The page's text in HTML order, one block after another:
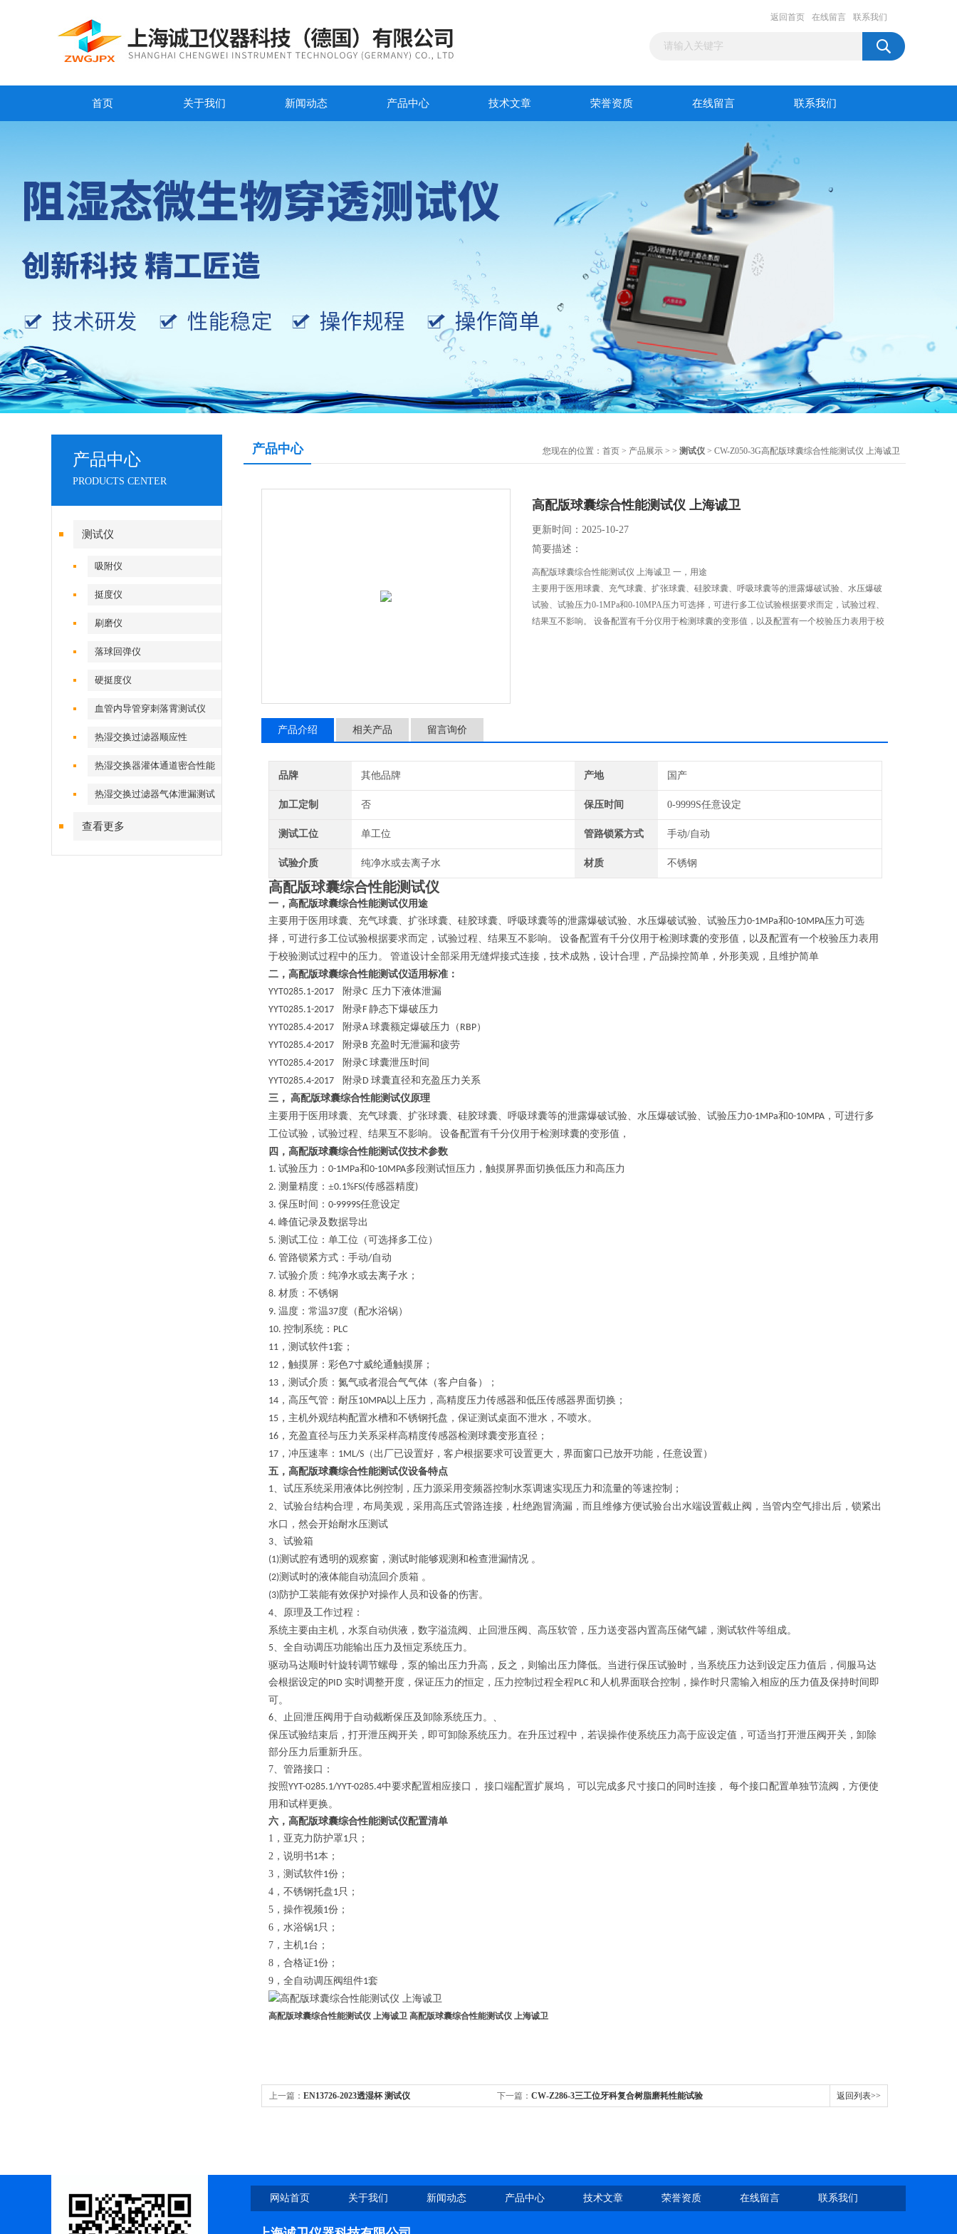
返回首页 在线留言 联系我们
首页 关于我们 新闻动态 产品中心 技术文章 荣誉资质 在线留言 联系我们
产品中心
PRODUCTS CENTER
测试仪
吸附仪
挺度仪
刷磨仪
落球回弹仪
硬挺度仪
血管内导管穿刺落霄测试仪
热湿交换过滤器顺应性
热湿交换器灌体通道密合性能
热湿交换过滤器气体泄漏测试
查看更多
产品中心 您现在的位置： 首页 > 产品展示 > > 测试仪 > CW-Z050-3G高配版球囊综合性能测试仪 上海诚卫
高配版球囊综合性能测试仪 上海诚卫
更新时间：2025-10-27
简要描述：
高配版球囊综合性能测试仪 上海诚卫 一，用途
主要用于医用球囊、充气球囊、扩张球囊、硅胶球囊、呼吸球囊等的泄露爆破试验、水压爆破
试验、试验压力0-1MPa和0-10MPA压力可选择，可进行多工位试验根据要求而定，试验过程、
结果互不影响。 设备配置有千分仪用于检测球囊的变形值，以及配置有一个校验压力表用于校
产品介绍 相关产品 留言询价
品牌 其他品牌 产地 国产
加工定制 否 保压时间 0-9999S任意设定
测试工位 单工位 管路锁紧方式 手动/自动
试验介质 纯净水或去离子水 材质 不锈钢
高配版球囊综合性能测试仪
一， 高配版球囊综合性能测试仪用途
主要用于医用球囊、充气球囊、扩张球囊、硅胶球囊、呼吸球囊等的泄露爆破试验、水压爆破试验、试验压力0-1MPa和0-10MPA压力可选
择 ，可进行多工位试验根据要求而定 ，试验过程、结果互不影响。
设备配置有千分仪用于检测球囊的变形值，以及配置有一个校验压力表用
于校验测试过程中的压力。
管道设计全部采用无缝焊接式连接，技术成熟，设计合理，产品操控简单，外形美观，且维护简单
二， 高配版球囊综合性能测试仪适用标准：
YYT0285.1-2017
附录C 压力下液体泄漏
YYT0285.1-2017
附录F 静态下爆破压力
YYT0285.4-2017
附录A 球囊额定爆破压力（ RBP）
YYT0285.4-2017
附录B 充盈时无泄漏和疲劳
YYT0285.4-2017
附录C 球囊泄压时间
YYT0285.4-2017
附录D 球囊直径和充盈压力关系
三， 高配版球囊综合性能测试仪原理
主要用于医用球囊、充气球囊、扩张球囊、硅胶球囊、呼吸球囊等的泄露爆破试验、水压爆破试验、试验压力0-1MPa和0-10MPA ，可进行多
工位试验，试验过程、结果互不影响。
设备配置有千分仪用于检测球囊的变形值，
四， 高配版球囊综合性能测试仪技术参数
1. 试验压力： 0-1MPa和0-10MPA多段测试恒压力，触摸屏界面切换低压力和高压力
2. 测量精度：±0.1%FS(传感器精度)
3. 保压时间： 0-9999S任意设定
4. 峰值记录及数据导出
5. 测试工位：单工位（可选择多工位）
6. 管路锁紧方式：手动/自动
7. 试验介质：纯净水或去离子水；
8. 材质：不锈钢
9. 温度：常温37度（配水浴锅）
10. 控制系统： PLC
11 ，测试软件1套；
12 ，触摸屏：彩色7寸威纶通触摸屏；
13 ，测试介质：氮气或者混合气气体（客户自备）；
14 ，高压气管：耐压10MPA以上压力，高精度压力传感器和低压传感器界面切换；
15 ，主机外观结构配置水槽和不锈钢托盘，保证测试桌面不泄水，不喷水。
16 ，充盈直径与压力关系采样高精度传感器检测球囊变形直径；
17 ，冲压速率： 1ML/S （出厂已设置好，客户根据要求可设置更大，界面窗口已放开功能，任意设置）
五， 高配版球囊综合性能测试仪设备特点
1、 试压系统采用液体比例控制，压力源采用变频器控制水泵调速实现压力和流量的等速控制；
2、 试验台结构合理，布局美观，采用高压式管路连接，杜绝跑冒滴漏，而且维修方便试验台出水端设置截止阀，当管内空气排出后，锁紧出
水口，然会开始耐水压测试
3、 试验箱
(1)测试腔有透明的观察窗，测试时能够观测和检查泄漏情况 。
(2)测试时的液体能自动流回介质箱 。
(3)防护工装能有效保护对操作人员和设备的伤害。
4、 原理及工作过程：
系统主要由主机，水泵自动供液，数字溢流阀、止回泄压阀、高压软管，压力送变器内置高压储气罐，测试软件等组成。
5、 全自动调压功能输出压力及恒定系统压力。
驱动马达顺时针旋转调节螺母，泵的输出压力升高，反之，则输出压力降低。当进行保压试验时，当系统压力达到设定压力值后，伺服马达
会根据设定的PID 实时调整开度，保证压力的恒定，压力控制过程全程PLC 和人机界面联合控制，操作时只需输入相应的压力值及保持时间即
可。
6、止回泄压阀用于自动截断保压及卸除系统压力。、
保压试验结束后，打开泄压阀开关，即可卸除系统压力。在升压过程中，若误操作使系统压力高于应设定值，可适当打开泄压阀开关，卸除
部分压力后重新升压。
7、管路接口：
按照YYT-0285.1/YYT-0285.4中要求配置相应接口， 接口端配置扩展坞， 可以完成多尺寸接口的同时连接， 每个接口配置单独节流阀，方便使
用和试样更换。
六， 高配版球囊综合性能测试仪配置清单
1，亚克力防护罩1只；
2，说明书1本；
3，测试软件1份；
4，不锈钢托盘1只；
5，操作视频1份；
6，水浴锅1只；
7，主机1台；
8，合格证1份；
9，全自动调压阀组件1套
高配版球囊综合性能测试仪 上海诚卫 高配版球囊综合性能测试仪 上海诚卫
上一篇： EN13726-2023透湿杯 测试仪 下一篇： CW-Z286-3三工位牙科复合树脂磨耗性能试验 返回列表>>
网站首页 关于我们 新闻动态 产品中心 技术文章 荣誉资质 在线留言 联系我们